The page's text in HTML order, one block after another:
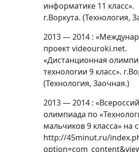
информатике 11 класс».
г.Воркута. (Технология,
2013 — 2014 :
проект videouroki.net.
«Дистанционная
технологии 9 класс».
(Технология, Заочная.)
2013 — 2014 :
олимпиада по
мальчиков 9 класса» на
http://45minut.ru/